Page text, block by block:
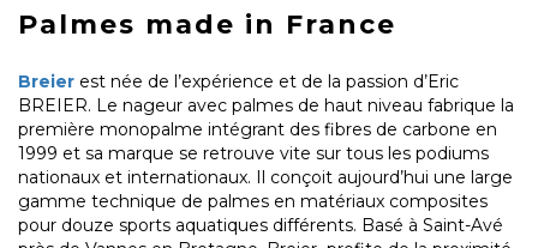
Palmes made in France
Breier est née de l’expérience et de la passion d’Eric
BREIER. Le nageur avec palmes de haut niveau fabrique la
première monopalme intégrant des fibres de carbone en
1999 et sa marque se retrouve vite sur tous les podiums
nationaux et internationaux. Il conçoit aujourd’hui une large
gamme technique de palmes en matériaux composites
pour douze sports aquatiques différents. Basé à Saint-Avé